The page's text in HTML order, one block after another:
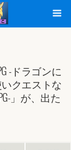
-ドラゴンに
クエストな
」が、出た